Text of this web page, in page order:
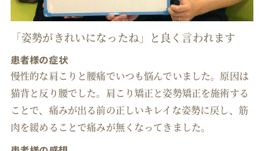
「姿勢がきれいになったね」と良く言われます
患者様の症状
慢性的な肩こりと腰痛でいつも悩んでいました。原因は
猫背と反り腰でした。肩こり矯正と姿勢矯正を施術する
ことで、痛みが出る前の正しいキレイな姿勢に戻し、筋
肉を緩めることで痛みが無くなってきました。